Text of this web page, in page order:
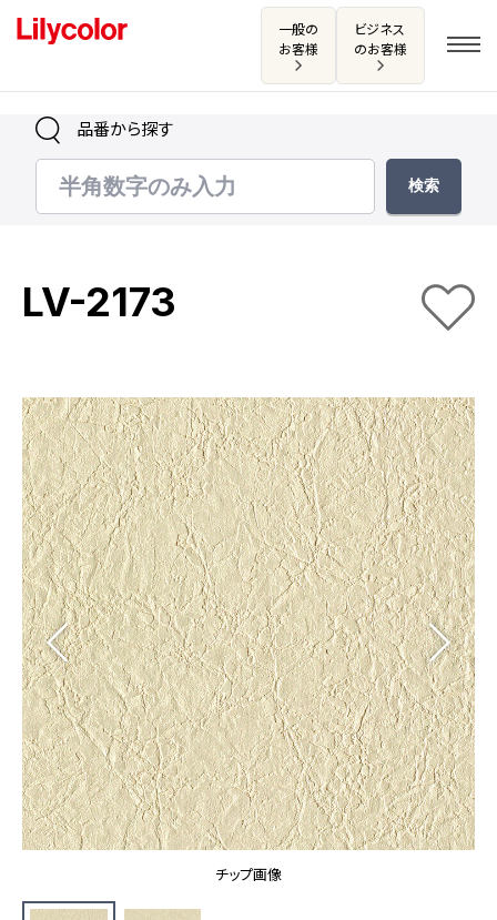
一般の
お客様
ビジネス
のお客様
ログイン・新規会員登録
お気に入り
商品を探す
商品を探す トップ
壁紙
カーテン
床材
ブランド・コレクション
Lilycolor Coordinate 着せ替えシミュレーション
カタログ一覧
カタログ一覧 トップ
壁紙
カーテン
床材
サステナブル商品
ノンワックス床タイル
壁紙機能性ガイド
施工事例
施工事例 トップ
医療・福祉施設
ホテル・オフィス・店舗
モデルハウス
新築戸建・マンション
#リリカラのある暮らし
リリカラノート
ショールーム
ショールーム トップ
東京ショールーム
大阪ショールーム
お客様サポート
お客様サポート トップ
画像ダウンロード
品番から探す
LV-2173
チップ画像